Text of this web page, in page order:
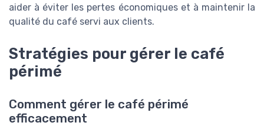
aider à éviter les pertes économiques et à maintenir la
qualité du café servi aux clients.
Stratégies pour gérer le café
périmé
Comment gérer le café périmé
efficacement